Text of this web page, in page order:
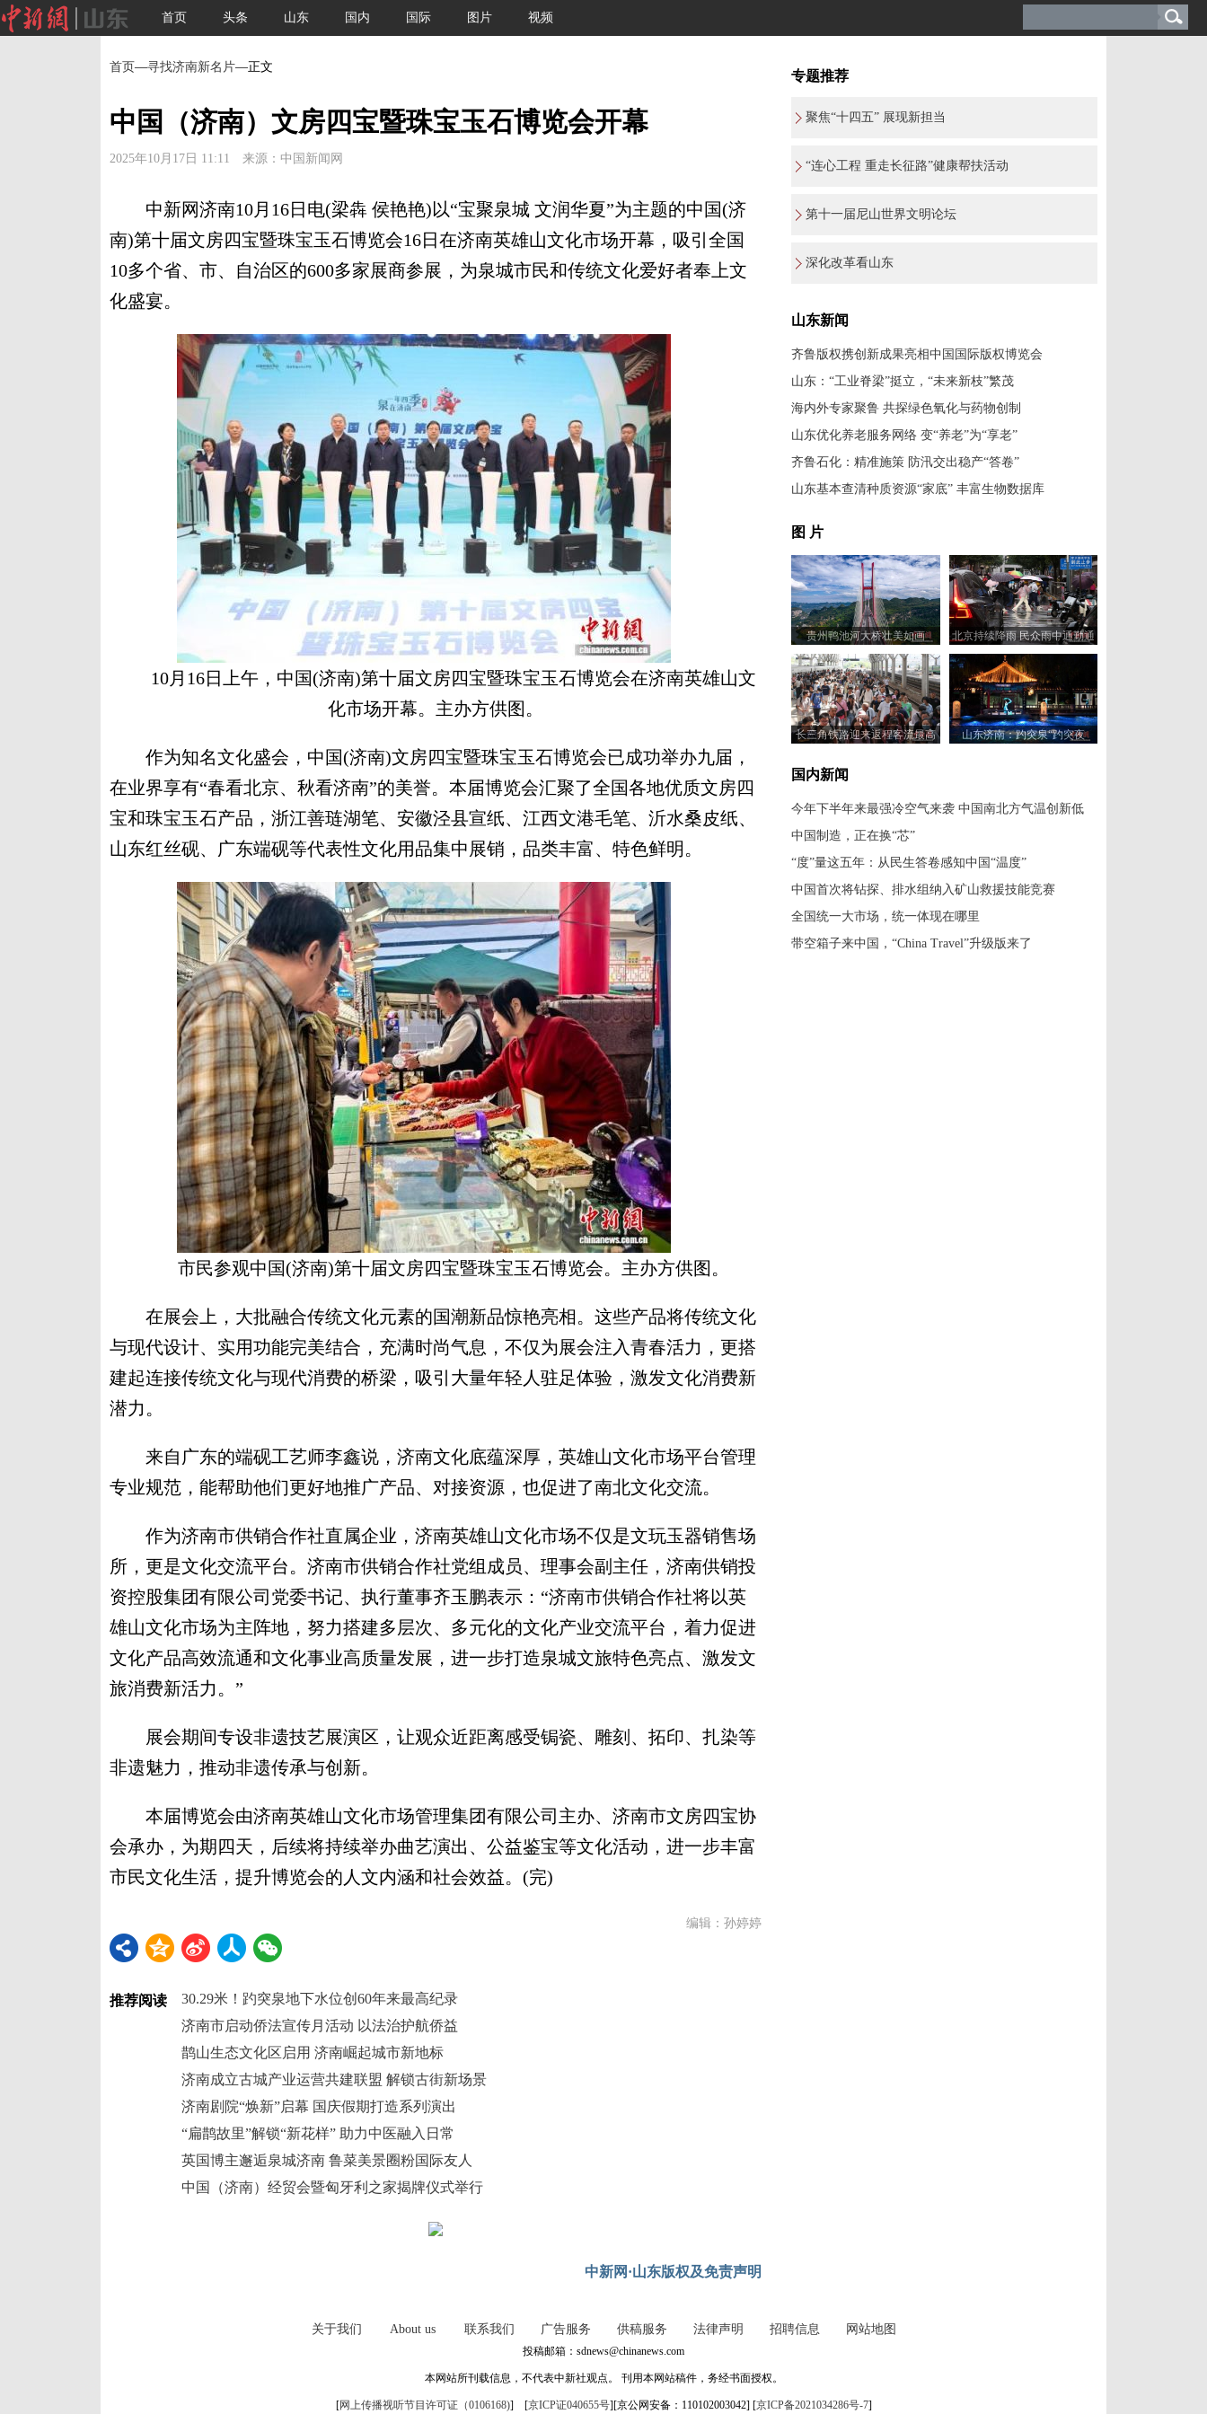
首页 头条 山东 国内 国际 图片 视频
首页—寻找济南新名片—正文
中国（济南）文房四宝暨珠宝玉石博览会开幕
2025年10月17日 11:11 来源：中国新闻网
中新网济南10月16日电(梁犇 侯艳艳)以“宝聚泉城 文润华夏”为主题的中国(济
南)第十届文房四宝暨珠宝玉石博览会16日在济南英雄山文化市场开幕，吸引全国
10多个省、市、自治区的600多家展商参展，为泉城市民和传统文化爱好者奉上文
化盛宴。
10月16日上午，中国(济南)第十届文房四宝暨珠宝玉石博览会在济南英雄山文
化市场开幕。主办方供图。
作为知名文化盛会，中国(济南)文房四宝暨珠宝玉石博览会已成功举办九届，
在业界享有“春看北京、秋看济南”的美誉。本届博览会汇聚了全国各地优质文房四
宝和珠宝玉石产品，浙江善琏湖笔、安徽泾县宣纸、江西文港毛笔、沂水桑皮纸、
山东红丝砚、广东端砚等代表性文化用品集中展销，品类丰富、特色鲜明。
市民参观中国(济南)第十届文房四宝暨珠宝玉石博览会。主办方供图。
在展会上，大批融合传统文化元素的国潮新品惊艳亮相。这些产品将传统文化
与现代设计、实用功能完美结合，充满时尚气息，不仅为展会注入青春活力，更搭
建起连接传统文化与现代消费的桥梁，吸引大量年轻人驻足体验，激发文化消费新
潜力。
来自广东的端砚工艺师李鑫说，济南文化底蕴深厚，英雄山文化市场平台管理
专业规范，能帮助他们更好地推广产品、对接资源，也促进了南北文化交流。
作为济南市供销合作社直属企业，济南英雄山文化市场不仅是文玩玉器销售场
所，更是文化交流平台。济南市供销合作社党组成员、理事会副主任，济南供销投
资控股集团有限公司党委书记、执行董事齐玉鹏表示：“济南市供销合作社将以英
雄山文化市场为主阵地，努力搭建多层次、多元化的文化产业交流平台，着力促进
文化产品高效流通和文化事业高质量发展，进一步打造泉城文旅特色亮点、激发文
旅消费新活力。”
展会期间专设非遗技艺展演区，让观众近距离感受锔瓷、雕刻、拓印、扎染等
非遗魅力，推动非遗传承与创新。
本届博览会由济南英雄山文化市场管理集团有限公司主办、济南市文房四宝协
会承办，为期四天，后续将持续举办曲艺演出、公益鉴宝等文化活动，进一步丰富
市民文化生活，提升博览会的人文内涵和社会效益。(完)
编辑：孙婷婷
推荐阅读
30.29米！趵突泉地下水位创60年来最高纪录
济南市启动侨法宣传月活动 以法治护航侨益
鹊山生态文化区启用 济南崛起城市新地标
济南成立古城产业运营共建联盟 解锁古街新场景
济南剧院“焕新”启幕 国庆假期打造系列演出
“扁鹊故里”解锁“新花样” 助力中医融入日常
英国博主邂逅泉城济南 鲁菜美景圈粉国际友人
中国（济南）经贸会暨匈牙利之家揭牌仪式举行
中新网·山东版权及免责声明
专题推荐
聚焦“十四五” 展现新担当
“连心工程 重走长征路”健康帮扶活动
第十一届尼山世界文明论坛
深化改革看山东
山东新闻
齐鲁版权携创新成果亮相中国国际版权博览会
山东：“工业脊梁”挺立，“未来新枝”繁茂
海内外专家聚鲁 共探绿色氧化与药物创制
山东优化养老服务网络 变“养老”为“享老”
齐鲁石化：精准施策 防汛交出稳产“答卷”
山东基本查清种质资源“家底” 丰富生物数据库
图 片
贵州鸭池河大桥壮美如画
北京持续降雨 民众雨中通勤通
学
长三角铁路迎来返程客流最高
山东济南：趵突泉“趵突夜
国内新闻
今年下半年来最强冷空气来袭 中国南北方气温创新低
中国制造，正在换“芯”
“度”量这五年：从民生答卷感知中国“温度”
中国首次将钻探、排水组纳入矿山救援技能竞赛
全国统一大市场，统一体现在哪里
带空箱子来中国，“China Travel”升级版来了
关于我们 About us 联系我们 广告服务 供稿服务 法律声明 招聘信息 网站地图
投稿邮箱：sdnews@chinanews.com
本网站所刊载信息，不代表中新社观点。 刊用本网站稿件，务经书面授权。
[网上传播视听节目许可证（0106168)] [京ICP证040655号][京公网安备：110102003042] [京ICP备2021034286号-7]